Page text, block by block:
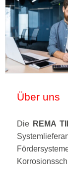
Über uns
Die REMA